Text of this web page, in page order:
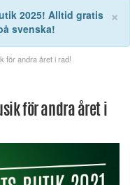
×
2025! Alltid gratis
svenska!
för andra året i rad!
för andra året i